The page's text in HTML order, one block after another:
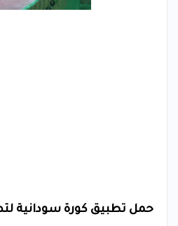
حمل تطبيق كورة سودانية